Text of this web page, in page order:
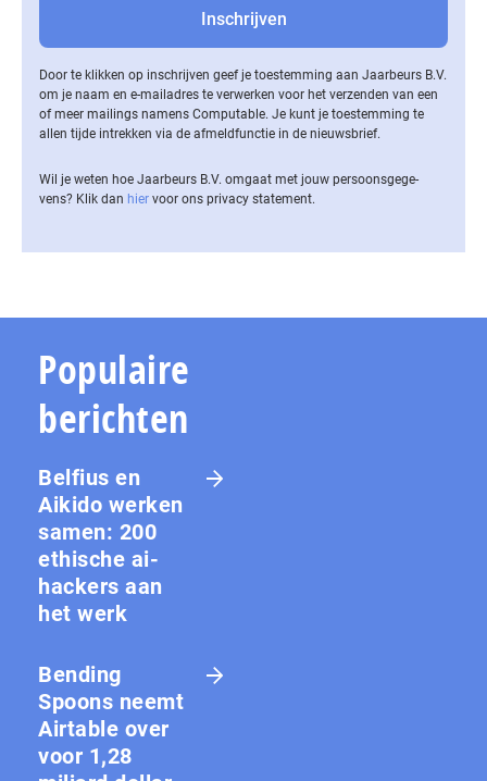
Door te klikken op inschrijven geef je toestemming aan Jaarbeurs B.V.
om je naam en e-mailadres te verwerken voor het verzenden van een
of meer mailings namens Computable. Je kunt je toestemming te
allen tijde intrekken via de af­meld­func­tie in de nieuwsbrief.
Wil je weten hoe Jaarbeurs B.V. omgaat met jouw per­soons­ge­ge­
vens? Klik dan hier voor ons privacy statement.
Populaire
berichten
Belfius en
Aikido werken
samen: 200
ethische ai-
hackers aan
het werk
Bending
Spoons neemt
Airtable over
voor 1,28